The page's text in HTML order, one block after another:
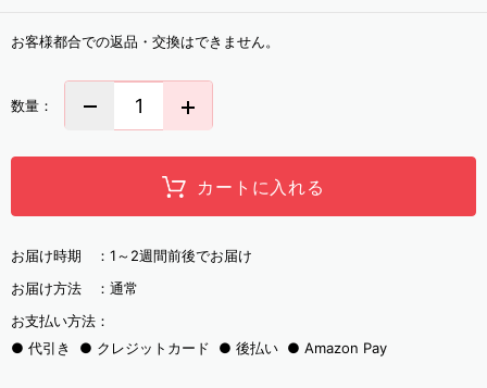
お客様都合での返品・交換はできません。
数量：
カートに入れる
お届け時期 ： 1～2週間前後でお届け
お届け方法 ： 通常
お支払い方法：
代引き
クレジットカード 後払い Amazon Pay